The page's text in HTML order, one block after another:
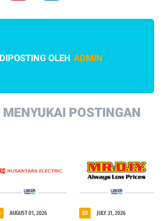
DIPOSTING OLEH ADMIN
POSTINGAN
AUGUST 01, 2026 D3 JULY 31, 2026